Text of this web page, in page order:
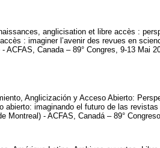
anglicisation et libre accès :
: imaginer l’avenir des revues en
ACFAS, Canada – 89° Congres, 9-13 Mai
Anglicización y Acceso Abierto:
imaginando el futuro de las
Montreal) - ACFAS, Canadá – 89°